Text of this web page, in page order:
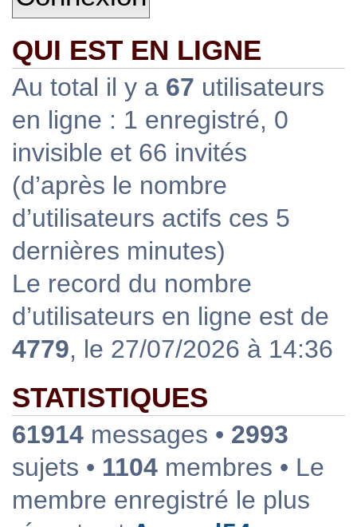
QUI EST EN LIGNE
Au total il y a 67 utilisateurs
en ligne : 1 enregistré, 0
invisible et 66 invités
(d’après le nombre
d’utilisateurs actifs ces 5
dernières minutes)
Le record du nombre
d’utilisateurs en ligne est de
4779, le 27/07/2026 à 14:36
STATISTIQUES
61914 messages • 2993
sujets • 1104 membres • Le
membre enregistré le plus